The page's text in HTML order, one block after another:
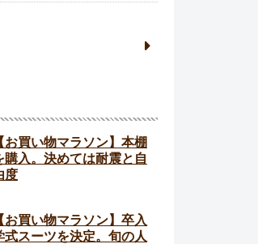
お買い物マラソン】本棚
購入。決めては耐震と自
度
お買い物マラソン】卒入
式スーツを決定。旬の人